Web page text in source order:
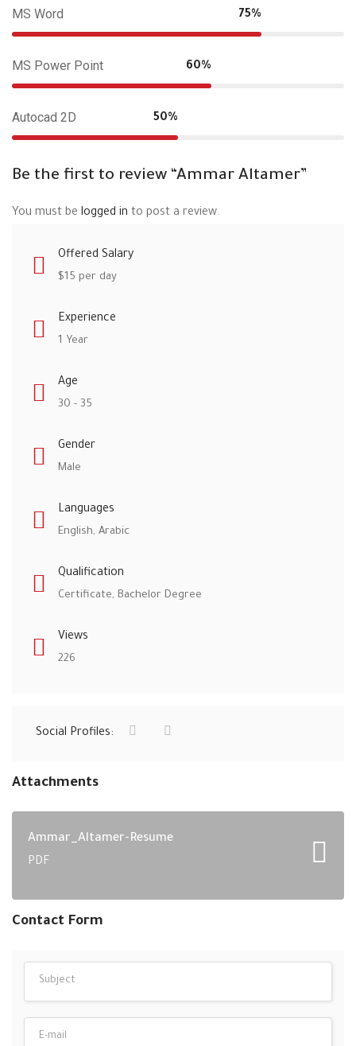
MS Word 75%
MS Power Point 60%
Autocad 2D 50%
Be the first to review “Ammar Altamer”
You must be logged in to post a review.
Offered Salary
$15 per day
Experience
1 Year
Age
30 - 35
Gender
Male
Languages
English, Arabic
Qualification
Certificate, Bachelor Degree
Views
226
Social Profiles:
Attachments
Ammar_Altamer-Resume
PDF
Contact Form